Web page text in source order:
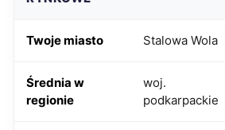
Twoje miasto Stalowa Wola
Średnia w
regionie
woj.
podkarpackie